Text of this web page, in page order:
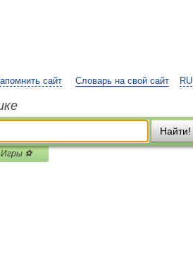
RU
сайт Словарь на свой сайт
Найти!
Игры ⚽